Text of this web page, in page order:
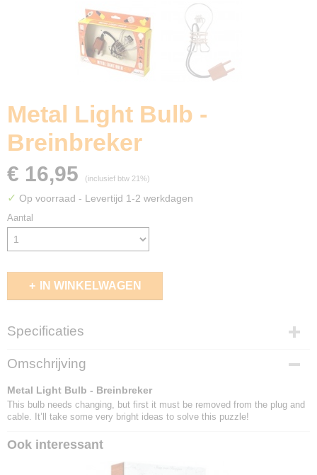
Metal Light Bulb -
Breinbreker
€ 16,95 (inclusief btw 21%)
✓ Op voorraad - Levertijd 1-2 werkdagen
Aantal
IN WINKELWAGEN
Specificaties
EAN code
8717278850863
Omschrijving
Metal Light Bulb - Breinbreker
This bulb needs changing, but first it must be removed from the plug and
cable. It’ll take some very bright ideas to solve this puzzle!
Ook interessant